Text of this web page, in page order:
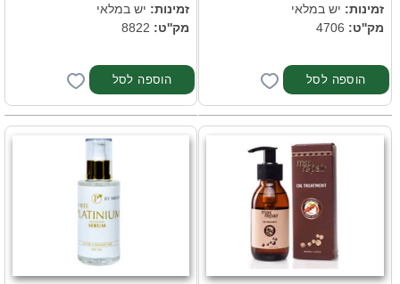
זמינות: יש במלאי
מק''ט:
זמינות: יש במלאי
מק''ט: